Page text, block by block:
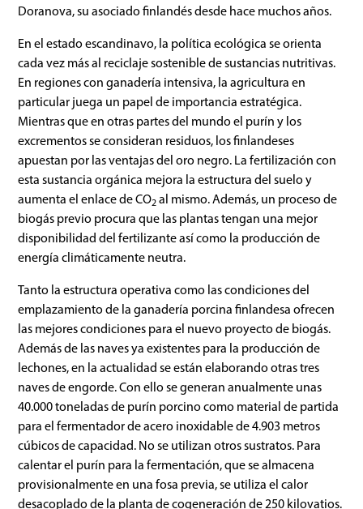
Doranova, su asociado finlandés desde hace muchos años.
En el estado escandinavo, la política ecológica se orienta
cada vez más al reciclaje sostenible de sustancias nutritivas.
En regiones con ganadería intensiva, la agricultura en
particular juega un papel de importancia estratégica.
Mientras que en otras partes del mundo el purín y los
excrementos se consideran residuos, los finlandeses
apuestan por las ventajas del oro negro. La fertilización con
esta sustancia orgánica mejora la estructura del suelo y
aumenta el enlace de CO2 al mismo. Además, un proceso de
biogás previo procura que las plantas tengan una mejor
disponibilidad del fertilizante así como la producción de
energía climáticamente neutra.
Tanto la estructura operativa como las condiciones del
emplazamiento de la ganadería porcina finlandesa ofrecen
las mejores condiciones para el nuevo proyecto de biogás.
Además de las naves ya existentes para la producción de
lechones, en la actualidad se están elaborando otras tres
naves de engorde. Con ello se generan anualmente unas
40.000 toneladas de purín porcino como material de partida
para el fermentador de acero inoxidable de 4.903 metros
cúbicos de capacidad. No se utilizan otros sustratos. Para
calentar el purín para la fermentación, que se almacena
provisionalmente en una fosa previa, se utiliza el calor
desacoplado de la planta de cogeneración de 250 kilovatios.